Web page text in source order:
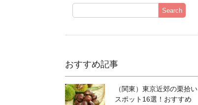
Search
おすすめ記事
（関東）東京近郊の栗拾い
スポット16選！おすすめ